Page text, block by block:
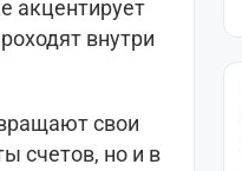
акцентирует
внутри
свои
счетов, но и в